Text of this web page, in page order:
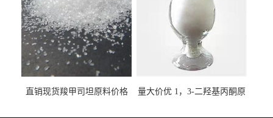
直销现货羧甲司坦原料价格
量大价优 1，3-二羟基丙酮原